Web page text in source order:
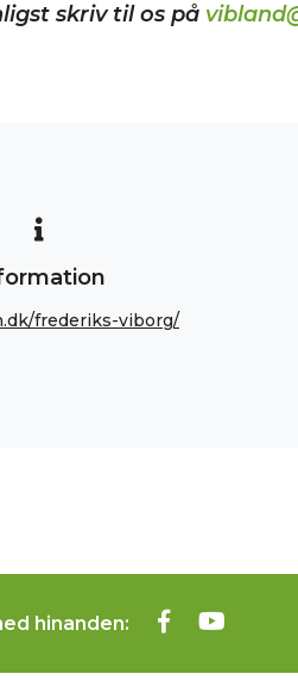
skriv til os på
frederiks-viborg/
hinanden: